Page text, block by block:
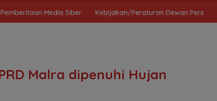
Media Siber Kebijakan/Peraturan Dewan Pers
Malra dipenuhi Hujan